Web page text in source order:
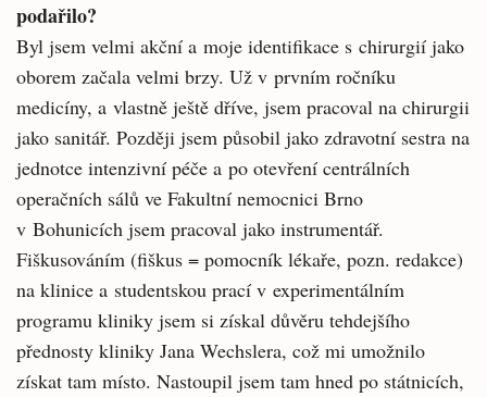
podařilo?
Byl jsem velmi akční a moje identifikace s chirurgií jako
oborem začala velmi brzy. Už v prvním ročníku
medicíny, a vlastně ještě dříve, jsem pracoval na chirurgii
jako sanitář. Později jsem působil jako zdravotní sestra na
jednotce intenzivní péče a po otevření centrálních
operačních sálů ve Fakultní nemocnici Brno
v Bohunicích jsem pracoval jako instrumentář.
Fiškusováním (fiškus = pomocník lékaře, pozn. redakce)
na klinice a studentskou prací v experimentálním
programu kliniky jsem si získal důvěru tehdejšího
přednosty kliniky Jana Wechslera, což mi umožnilo
získat tam místo. Nastoupil jsem tam hned po státnicích,